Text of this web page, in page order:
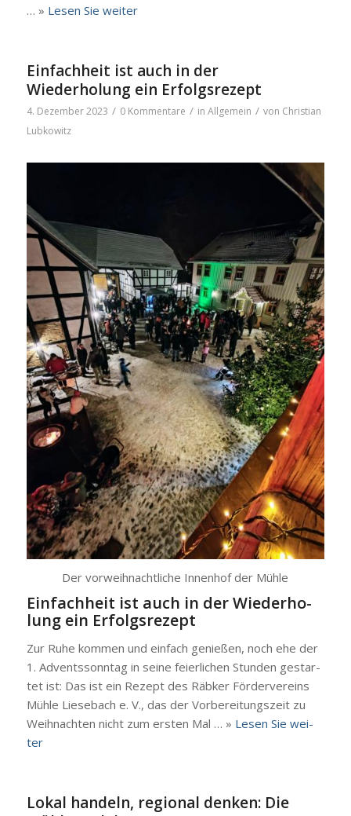
… » Lesen Sie wei­ter
Einfachheit ist auch in der
Wiederholung ein Erfolgsrezept
4. Dezember 2023 / 0 Kommentare / in Allgemein / von Christian
Lubkowitz
Der vor­weih­nacht­li­che Innen­hof der Müh­le
Ein­fach­heit ist auch in der Wie­der­ho­
lung ein Erfolgs­re­zept
Zur Ruhe kom­men und ein­fach genie­ßen, noch ehe der
1. Advents­sonn­tag in sei­ne fei­er­li­chen Stun­den gestar­
tet ist: Das ist ein Rezept des Räb­ker För­der­ver­eins
Müh­le Liesebach e. V., das der Vor­be­rei­tungs­zeit zu
Weih­nach­ten nicht zum ers­ten Mal … » Lesen Sie wei­
ter
Lokal handeln, regional denken: Die